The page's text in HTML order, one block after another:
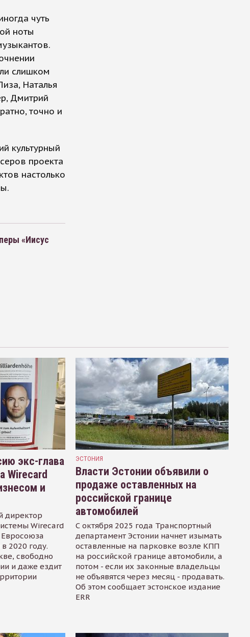
чуть
ноты
слишком
Наталья
Дмитрий
точно и
культурный
проекта
настолько
«Иисус
экс-глава
Wirecard
и
директор
Wirecard
2020 году.
свободно
и даже ездит
ЭСТОНИЯ
Власти Эстонии объявили о
продаже оставленных на
российской границе
автомобилей
С октября 2025 года Транспортный
департамент Эстонии начнет изымать
оставленные на парковке возле КПП
на российской границе автомобили, а
потом - если их законные владельцы
не объявятся через месяц - продавать.
Об этом сообщает эстонское издание
ERR